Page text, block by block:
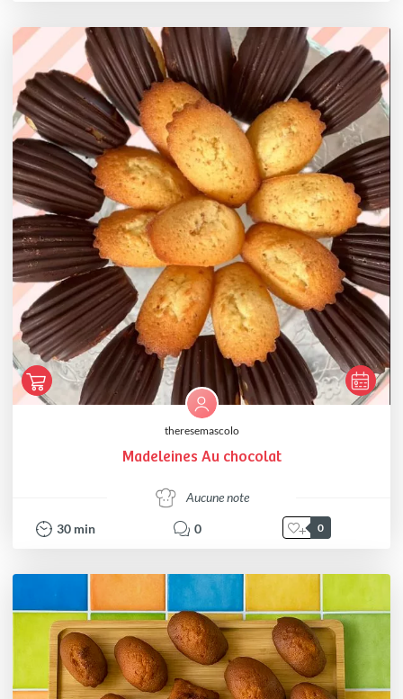
theresemascolo
Madeleines Au chocolat
Aucune note
30 min 0 0